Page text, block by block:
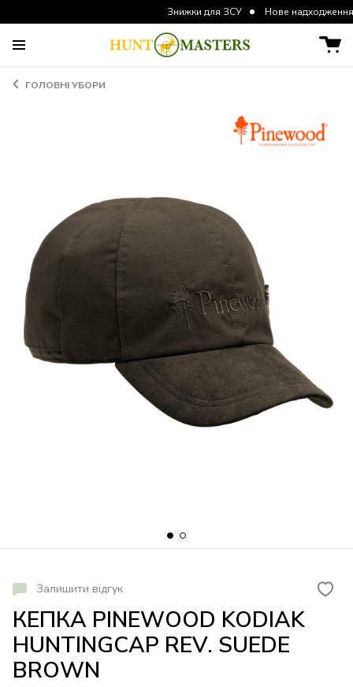
Знижки для ЗСУ Нове надходження курток
ГОЛОВНІ УБОРИ
Залишити відгук
КЕПКА PINEWOOD KODIAK
HUNTINGCAP REV. SUEDE
BROWN